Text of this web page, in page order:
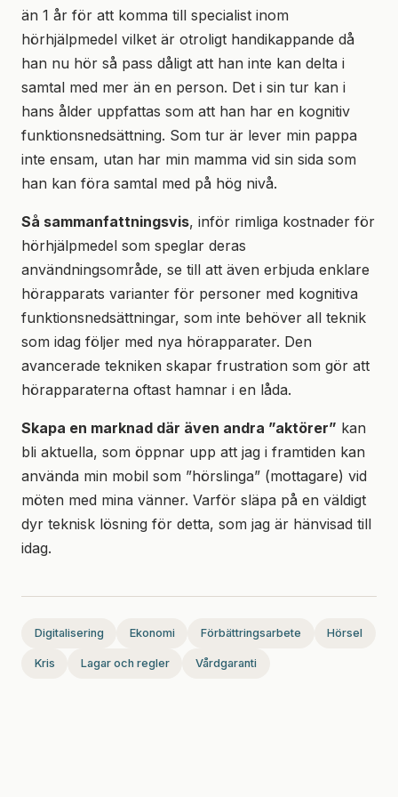
än 1 år för att komma till specialist inom
hörhjälpmedel vilket är otroligt handikappande då
han nu hör så pass dåligt att han inte kan delta i
samtal med mer än en person. Det i sin tur kan i
hans ålder uppfattas som att han har en kognitiv
funktionsnedsättning. Som tur är lever min pappa
inte ensam, utan har min mamma vid sin sida som
han kan föra samtal med på hög nivå.
Så sammanfattningsvis, inför rimliga kostnader för
hörhjälpmedel som speglar deras
användningsområde, se till att även erbjuda enklare
hörapparats varianter för personer med kognitiva
funktionsnedsättningar, som inte behöver all teknik
som idag följer med nya hörapparater. Den
avancerade tekniken skapar frustration som gör att
hörapparaterna oftast hamnar i en låda.
Skapa en marknad där även andra ”aktörer” kan
bli aktuella, som öppnar upp att jag i framtiden kan
använda min mobil som ”hörslinga” (mottagare) vid
möten med mina vänner. Varför släpa på en väldigt
dyr teknisk lösning för detta, som jag är hänvisad till
idag.
Digitalisering Ekonomi Förbättringsarbete Hörsel
Kris Lagar och regler Vårdgaranti